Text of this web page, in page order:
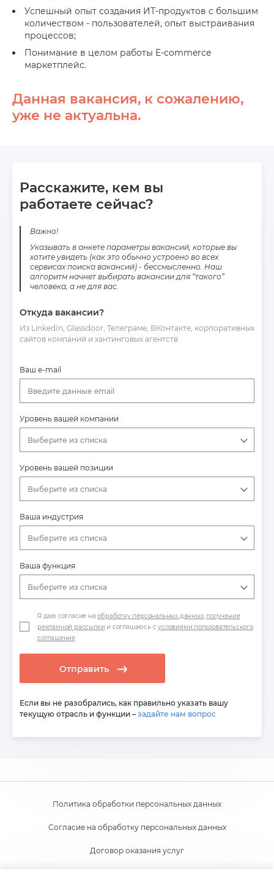
Успешный опыт создания ИТ-продуктов c большим
количеством - пользователей, опыт выстраивания
процессов;
Понимание в целом работы E-commerce
маркетплейс.
Данная вакансия, к сожалению,
уже не актуальна.
Расскажите, кем вы
работаете сейчас?
Важно!
Указывать в анкете параметры вакансий, которые вы
хотите увидеть (как это обычно устроено во всех
сервисах поиска вакансий) - бессмысленно. Наш
алгоритм начнет выбирать вакансии для “такого”
человека, а не для вас.
Откуда вакансии?
Из LinkedIn, Glassdoor, Телеграме, ВКонтакте, корпоративных
сайтов компаний и хантинговых агентств
Ваш e-mail
Введите данные email
Уровень вашей компании
Выберите из списка
Уровень вашей позиции
Выберите из списка
Ваша индустрия
Выберите из списка
Ваша функция
Выберите из списка
Я даю согласие наобработку персональных данных, получение
рекламной рассылки и соглашаюсь сусловиями пользовательского
соглашения
Отправить
Если вы не разобрались, как правильно указать вашу
текущую отрасль и функции – задайте нам вопрос
Политика обработки персональных данных
Согласие на обработку персональных данных
Договор оказания услуг